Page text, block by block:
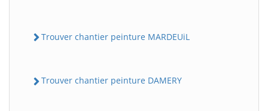
Trouver chantier peinture MARDEUiL
Trouver chantier peinture DAMERY